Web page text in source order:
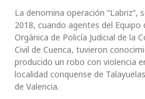
La denomina operación “Labriz”,
2018, cuando agentes del
Orgánica de Policía Judicial de la
Civil de Cuenca, tuvieron
producido un robo con violencia
localidad conquense de
de Valencia.